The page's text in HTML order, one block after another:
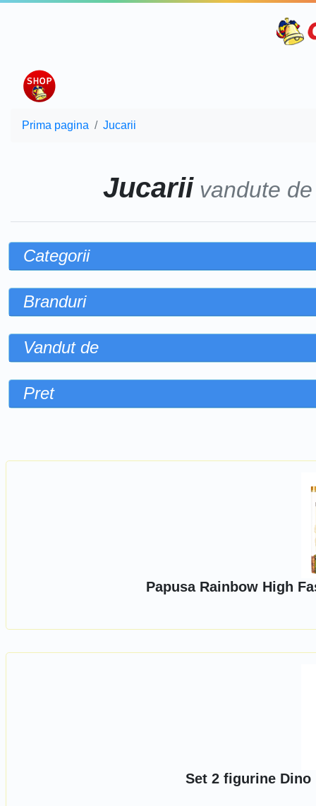
Prima pagina Jucarii
Jucariivandute
Categorii
Branduri
Vandut de
Pret
Papusa Rainbow High
Set 2 figurine Dino